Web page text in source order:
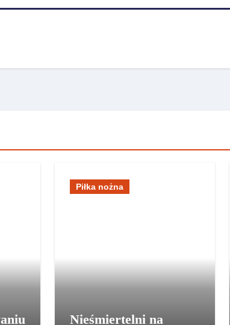
Piłka nożna
Nieśmiertelni na